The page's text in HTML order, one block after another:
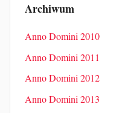
Archiwum
Anno Domini 2010
Anno Domini 2011
Anno Domini 2012
Anno Domini 2013